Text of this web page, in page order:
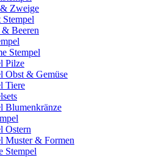
Zweige
Stempel
Beeren
Stempel
Pilze
Obst & Gemüse
Tiere
Blumenkränze
Ostern
Muster & Formen
Stempel